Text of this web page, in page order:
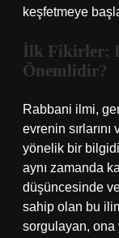
keşfetmeye
İlk Fikirler:
Önemlidir?
Rabbani ilmi,
evrenin
yönelik bir
aynı zamanda
düşüncesinde
sahip olan bu
sorgulayan, ona